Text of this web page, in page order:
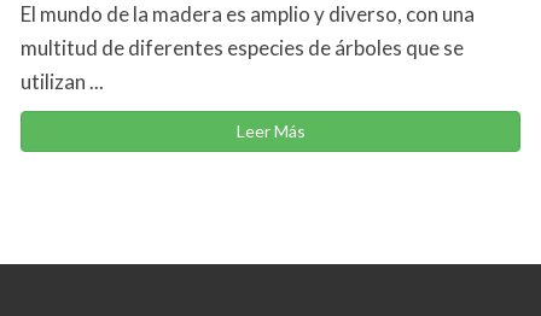
El mundo de la madera es amplio y diverso, con una
multitud de diferentes especies de árboles que se
utilizan ...
Leer Más